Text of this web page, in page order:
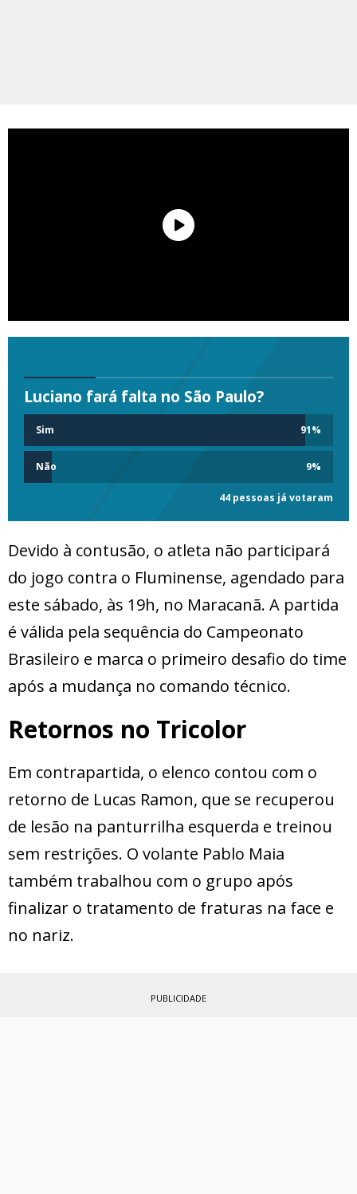
Luciano fará falta no São Paulo?
Sim 91%
Não 9%
44 pessoas já votaram
Devido à contusão, o atleta não participará
do jogo contra o Fluminense, agendado para
este sábado, às 19h, no Maracanã. A partida
é válida pela sequência do Campeonato
Brasileiro e marca o primeiro desafio do time
após a mudança no comando técnico.
Retornos no Tricolor
Em contrapartida, o elenco contou com o
retorno de Lucas Ramon, que se recuperou
de lesão na panturrilha esquerda e treinou
sem restrições. O volante Pablo Maia
também trabalhou com o grupo após
finalizar o tratamento de fraturas na face e
no nariz.
PUBLICIDADE